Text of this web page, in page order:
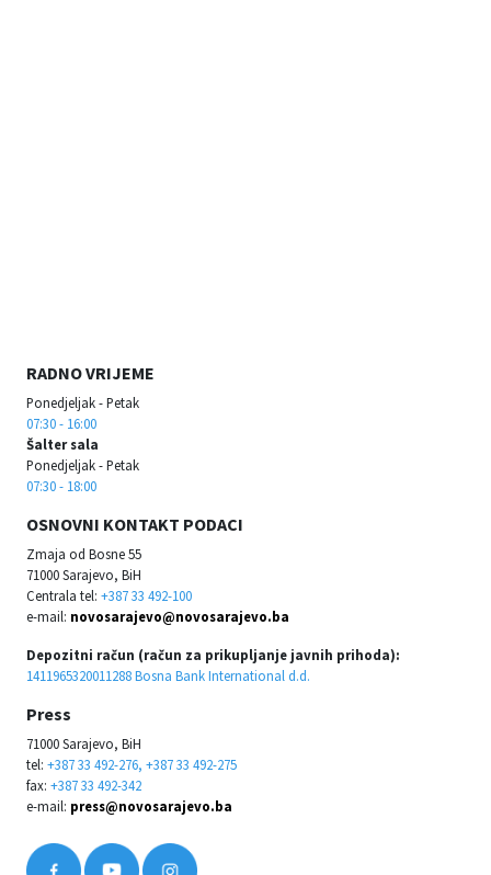
RADNO VRIJEME
Ponedjeljak - Petak
07:30 - 16:00
Šalter sala
Ponedjeljak - Petak
07:30 - 18:00
OSNOVNI KONTAKT PODACI
Zmaja od Bosne 55
71000 Sarajevo, BiH
Centrala tel: +387 33 492-100
e-mail: novosarajevo@novosarajevo.ba
Depozitni račun (račun za prikupljanje javnih prihoda):
1411965320011288 Bosna Bank International d.d.
Press
71000 Sarajevo, BiH
tel: +387 33 492-276, +387 33 492-275
fax: +387 33 492-342
e-mail: press@novosarajevo.ba